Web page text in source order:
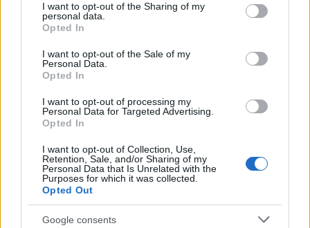
not limited to your visit or usage behaviour. You may click to
grant or deny consent to Google and its third-party tags to
use your data for below specified purposes in below Google
consent section.
I want to opt-out of the Sharing of my
personal data.
Opted In
I want to opt-out of the Sale of my
Personal Data.
Opted In
I want to opt-out of processing my
Personal Data for Targeted Advertising.
Opted In
I want to opt-out of Collection, Use,
Retention, Sale, and/or Sharing of my
Personal Data that Is Unrelated with the
Purposes for which it was collected.
Opted Out
Google consents
Continua a leggere